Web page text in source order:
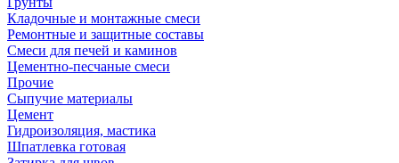
Кладочные и монтажные смеси
Ремонтные и защитные составы
Смеси для печей и каминов
Цементно-песчаные смеси
Прочие
Сыпучие материалы
Цемент
Гидроизоляция, мастика
Шпатлевка готовая